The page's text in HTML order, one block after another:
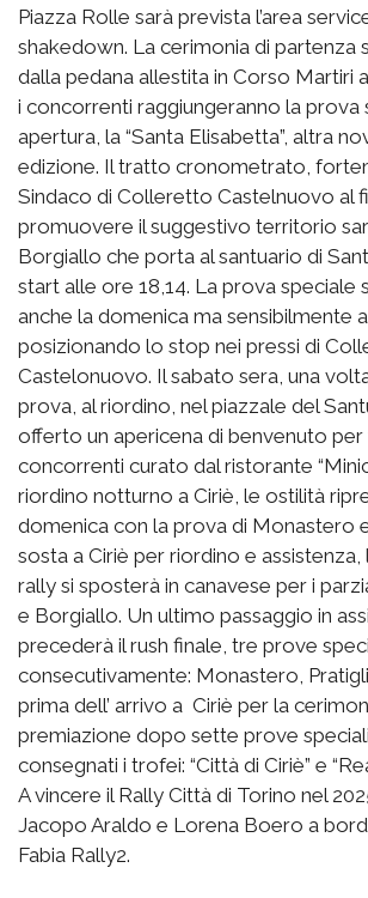
Piazza Rolle sarà prevista l’area
shakedown. La cerimonia di partenza
dalla pedana allestita in Corso Martiri
i concorrenti raggiungeranno la prova
apertura, la “Santa Elisabetta”, altra
edizione. Il tratto cronometrato,
Sindaco di Colleretto Castelnuovo al
promuovere il suggestivo territorio
Borgiallo che porta al santuario di
start alle ore 18,14. La prova speciale
anche la domenica ma sensibilmente
posizionando lo stop nei pressi di
Castelonuovo. Il sabato sera, una
prova, al riordino, nel piazzale del
offerto un apericena di benvenuto per
concorrenti curato dal ristorante
riordino notturno a Ciriè, le ostilità
domenica con la prova di Monastero
sosta a Ciriè per riordino e assistenza,
rally si sposterà in canavese per i
e Borgiallo. Un ultimo passaggio in
precederà il rush finale, tre prove
consecutivamente: Monastero,
prima dell’ arrivo a Ciriè per la
premiazione dopo sette prove
consegnati i trofei: “Città di Ciriè” e
A vincere il Rally Città di Torino nel
Jacopo Araldo e Lorena Boero a
Fabia Rally2.